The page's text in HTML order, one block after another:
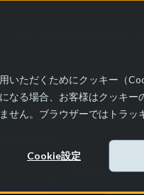
ただくためにクッキー（
なる場合、お客様はクッキー
ん。ブラウザーではトラッ
Cookie設定